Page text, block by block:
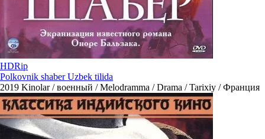
HDRip
Polkovnik shaber Uzbek tilida
2019 Kinolar / военный / Melodramma / Drama / Tarixiy / Франция